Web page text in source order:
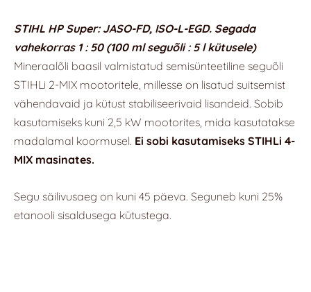
STIHL HP Super: JASO-FD, ISO-L-EGD. Segada
vahekorras 1 : 50 (100 ml seguõli : 5 l kütusele)
Mineraalõli baasil valmistatud semisünteetiline seguõli
STIHLi 2-MIX mootoritele, millesse on lisatud suitsemist
vähendavaid ja kütust stabiliseerivaid lisandeid. Sobib
kasutamiseks kuni 2,5 kW mootorites, mida kasutatakse
madalamal koormusel. Ei sobi kasutamiseks STIHLi 4-
MIX masinates.
Segu säilivusaeg on kuni 45 päeva. Seguneb kuni 25%
etanooli sisaldusega kütustega.